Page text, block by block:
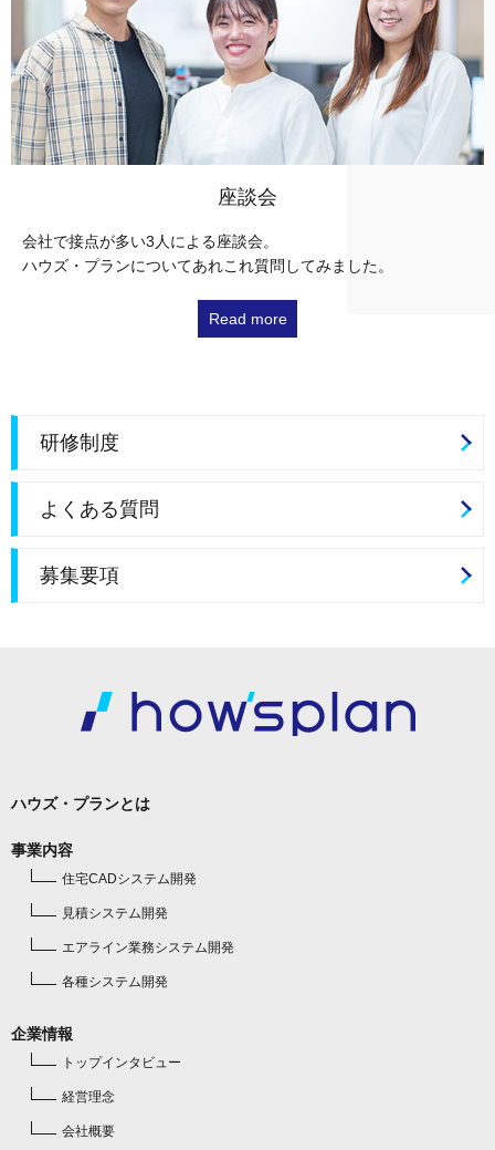
座談会
会社で接点が多い3人による座談会。
ハウズ・プランについてあれこれ質問してみました。
Read more
研修制度
よくある質問
募集要項
ハウズ・プランとは
事業内容
住宅CADシステム開発
見積システム開発
エアライン業務システム開発
各種システム開発
企業情報
トップインタビュー
経営理念
会社概要